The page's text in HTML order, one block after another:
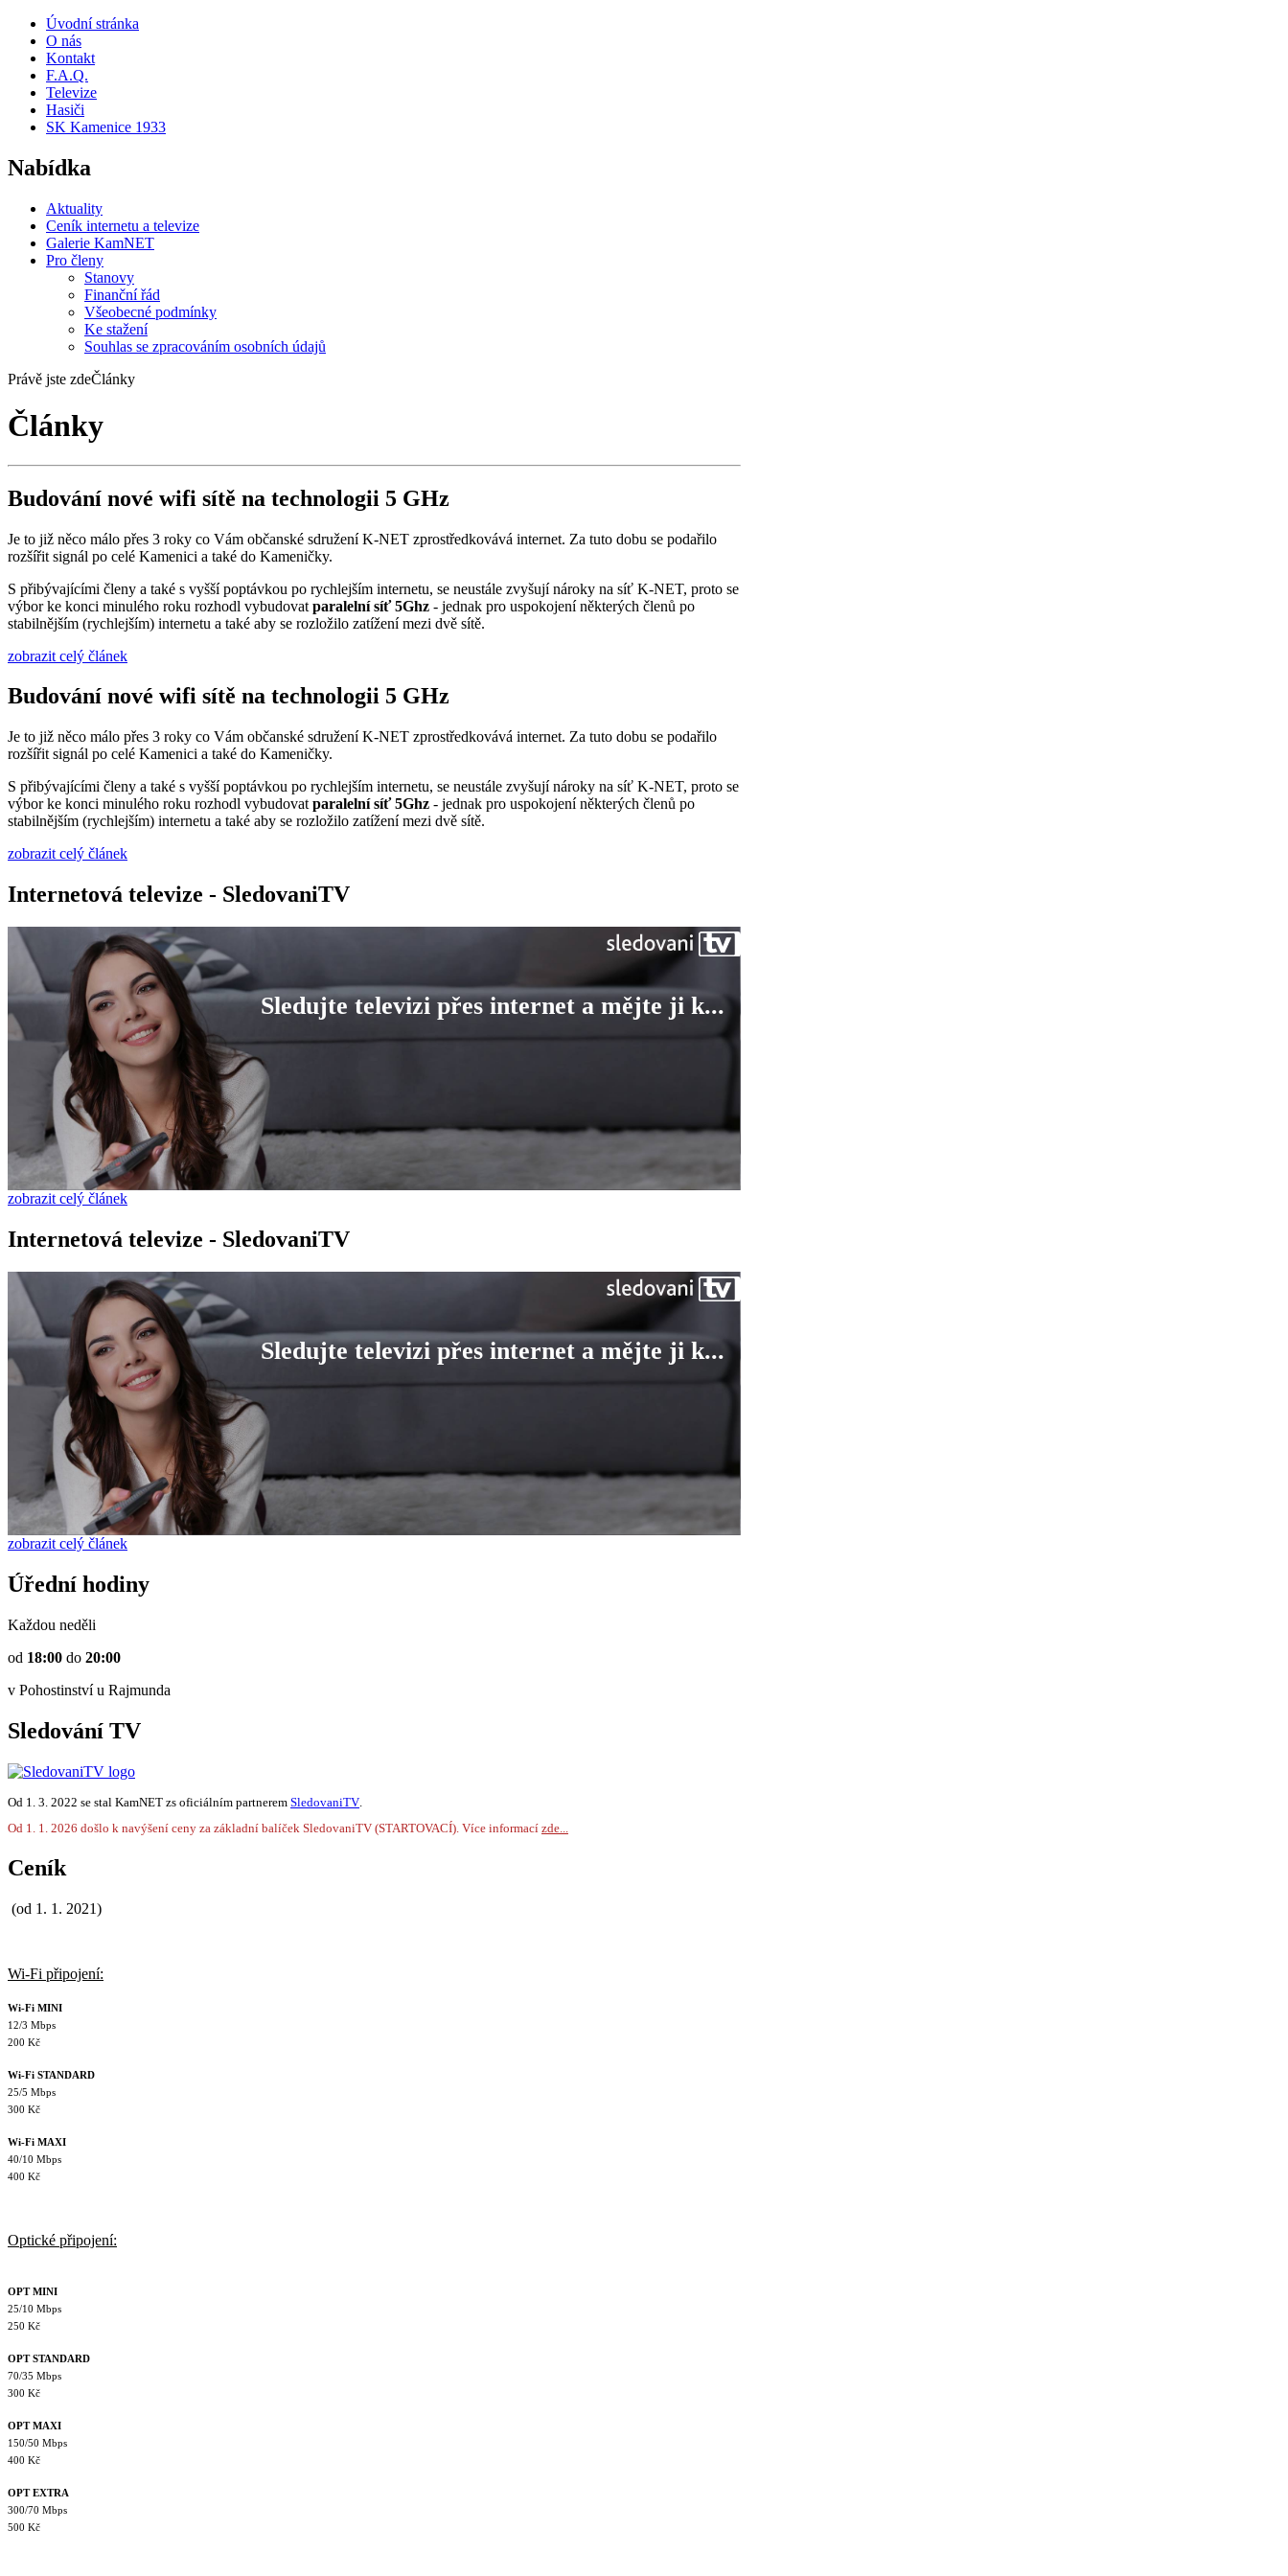
Úvodní stránka
O nás
Kontakt
F.A.Q.
Televize
Hasiči
SK Kamenice 1933
Nabídka
Aktuality
Ceník internetu a televize
Galerie KamNET
Pro členy
Stanovy
Finanční řád
Všeobecné podmínky
Ke stažení
Souhlas se zpracováním osobních údajů
Právě jste zdeČlánky
Články
Budování nové wifi sítě na technologii 5 GHz
Je to již něco málo přes 3 roky co Vám občanské sdružení K-NET zprostředkovává internet. Za tuto dobu se podařilo
rozšířit signál po celé Kamenici a také do Kameničky.
S přibývajícími členy a také s vyšší poptávkou po rychlejším internetu, se neustále zvyšují nároky na síť K-NET, proto se
výbor ke konci minulého roku rozhodl vybudovat paralelní síť 5Ghz - jednak pro uspokojení některých členů po
stabilnějším (rychlejším) internetu a také aby se rozložilo zatížení mezi dvě sítě.
zobrazit celý článek
Budování nové wifi sítě na technologii 5 GHz
Je to již něco málo přes 3 roky co Vám občanské sdružení K-NET zprostředkovává internet. Za tuto dobu se podařilo
rozšířit signál po celé Kamenici a také do Kameničky.
S přibývajícími členy a také s vyšší poptávkou po rychlejším internetu, se neustále zvyšují nároky na síť K-NET, proto se
výbor ke konci minulého roku rozhodl vybudovat paralelní síť 5Ghz - jednak pro uspokojení některých členů po
stabilnějším (rychlejším) internetu a také aby se rozložilo zatížení mezi dvě sítě.
zobrazit celý článek
Internetová televize - SledovaniTV
Sledujte televizi přes internet a mějte ji k...
zobrazit celý článek
Internetová televize - SledovaniTV
Sledujte televizi přes internet a mějte ji k...
zobrazit celý článek
Úřední hodiny
Každou neděli
od 18:00 do 20:00
v Pohostinství u Rajmunda
Sledování TV
Od 1. 3. 2022 se stal KamNET zs oficiálním partnerem SledovaniTV
Od 1. 1. 2026 došlo k navýšení ceny za základní balíček SledovaniTV (STARTOVACÍ). Více informací zde...
Ceník
(od 1. 1. 2021)
Wi-Fi připojení:
Wi-Fi MINI
12/3 Mbps
200 Kč
Wi-Fi STANDARD
25/5 Mbps
300 Kč
Wi-Fi MAXI
40/10 Mbps
400 Kč
Optické připojení:
OPT MINI
25/10 Mbps
250 Kč
OPT STANDARD
70/35 Mbps
300 Kč
OPT MAXI
150/50 Mbps
400 Kč
OPT EXTRA
300/70 Mbps
500 Kč